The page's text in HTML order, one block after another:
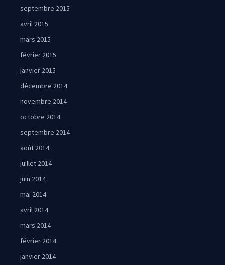
septembre 2015
avril 2015
mars 2015
février 2015
janvier 2015
décembre 2014
novembre 2014
octobre 2014
septembre 2014
août 2014
juillet 2014
juin 2014
mai 2014
avril 2014
mars 2014
février 2014
janvier 2014